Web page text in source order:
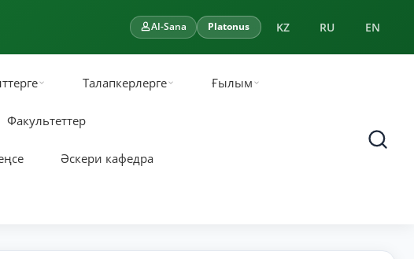
AI-Sana Platonus KZ RU EN
Талапкерлерге Ғылым
Факультеттер
Әскери кафедра